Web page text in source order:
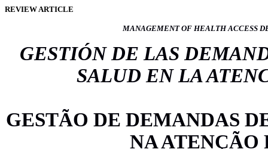
REVIEW ARTICLE
MANAGEMENT OF HEALTH ACCESS
GESTIÓN DE LAS
SALUD EN LA
GESTÃO DE DEMANDAS
NA ATENÇÃO